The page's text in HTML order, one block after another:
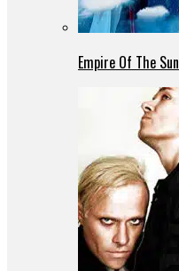
Empire Of The Sun